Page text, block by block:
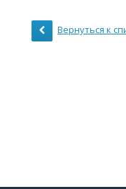
Вернуться к